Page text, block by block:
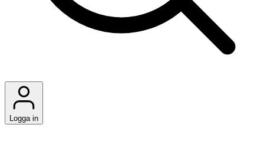
Logga in